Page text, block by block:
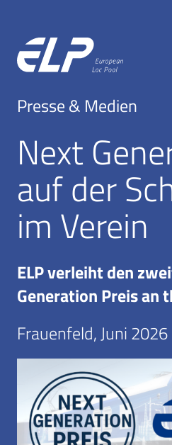
Presse & Medien
Next
auf der
im Verein
ELP verleiht den
Generation Preis an
Frauenfeld, Juni 2026